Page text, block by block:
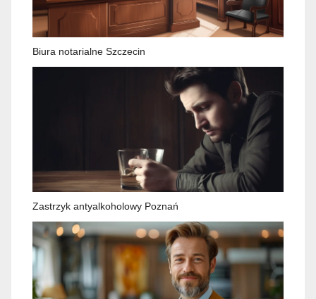
Biura notarialne Szczecin
Zastrzyk antyalkoholowy Poznań